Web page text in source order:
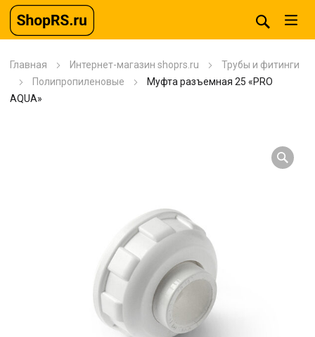
Главная Интернет-магазин shoprs.ru
Трубы и фитинги
Полипропиленовые
Муфта разъемная 25 «PRO
AQUA»